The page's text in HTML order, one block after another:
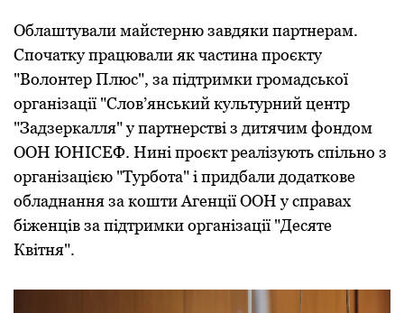
Облаштували майстерню завдяки партнерам.
Спочатку працювали як частина проєкту
"Волонтер Плюс", за підтримки громадської
організації "Слов’янський культурний центр
"Задзеркалля" у партнерстві з дитячим фондом
ООН ЮНІСЕФ. Нині проєкт реалізують спільно з
організацією "Турбота" і придбали додаткове
обладнання за кошти Агенції ООН у справах
біженців за підтримки організації "Десяте
Квітня".